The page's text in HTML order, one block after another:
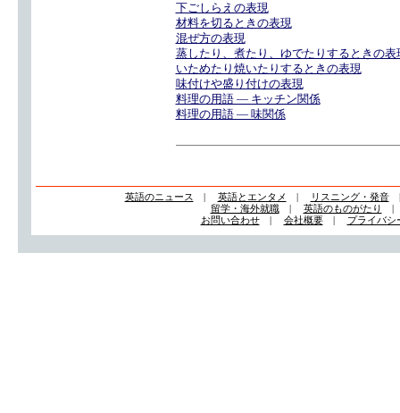
下ごしらえの表現
材料を切るときの表現
混ぜ方の表現
蒸したり、煮たり、ゆでたりするときの表
いためたり焼いたりするときの表現
味付けや盛り付けの表現
料理の用語 — キッチン関係
料理の用語 — 味関係
英語のニュース | 英語とエンタメ | リスニング・発音
留学・海外就職| 英語のものがたり
お問い合わせ| 会社概要| プライバシ